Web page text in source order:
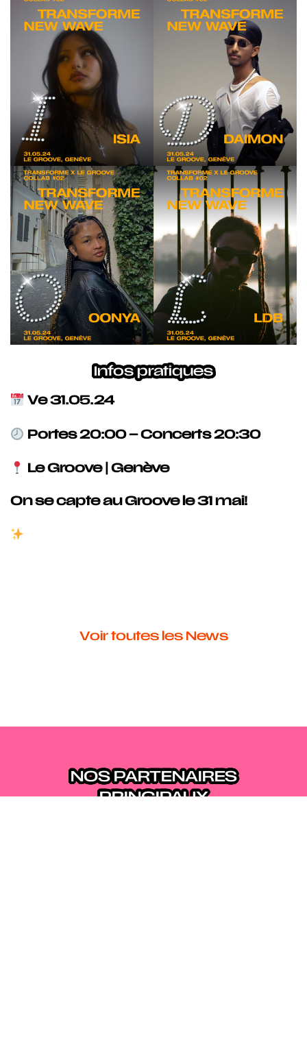
Infos pratiques
Ve 31.05.24
Portes 20:00 – Concerts 20:30
Le Groove | Genève
On se capte au Groove le 31 mai!
Voir toutes les News
NOS PARTENAIRES
PRINCIPAUX